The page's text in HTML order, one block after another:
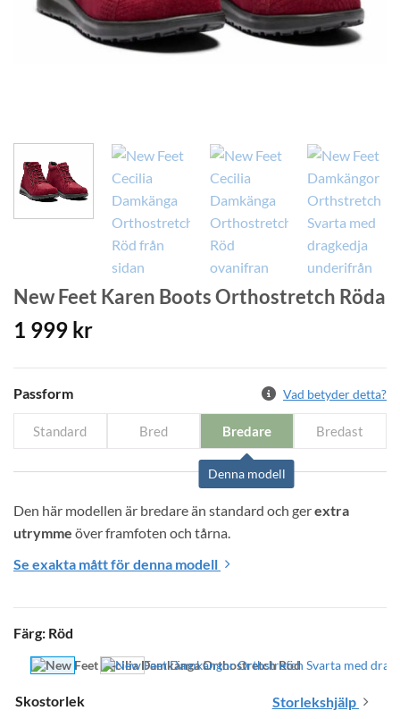
New Feet Karen Boots Orthostretch Röda
1 999 kr
Passform Vad betyder detta?
Standard Bred Bredare
Denna modell
Bredast
Den här modellen är bredare än standard och ger extra
utrymme över framfoten och tårna.
Se exakta mått för denna modell
Färg: Röd
Skostorlek Storlekshjälp